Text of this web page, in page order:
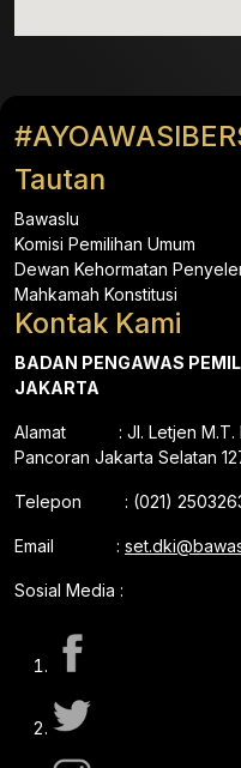
Tautan
Bawaslu
Komisi Pemilihan Umum
Dewan Kehormatan
Mahkamah Konstitusi
Kontak Kami
BADAN PENGAWAS
JAKARTA
Alamat : Jl. Letjen M.T.
Pancoran Jakarta Selatan
Telepon : (021)
Email :
Sosial Media :